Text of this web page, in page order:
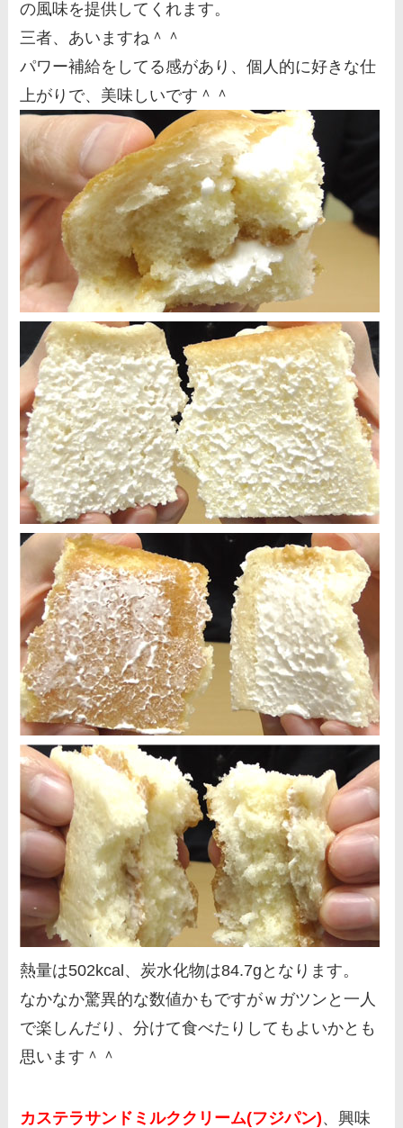
の風味を提供してくれます。
三者、あいますね＾＾
パワー補給をしてる感があり、個人的に好きな仕
上がりで、美味しいです＾＾
熱量は502kcal、炭水化物は84.7gとなります。
なかなか驚異的な数値かもですがｗガツンと一人
で楽しんだり、分けて食べたりしてもよいかとも
思います＾＾
カステラサンドミルククリーム(フジパン)、興味